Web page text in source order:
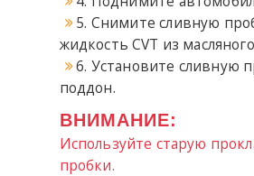
5. Снимите сливную
жидкость CVT из
6. Установите сливную
поддон.
ВНИМАНИЕ:
Используйте старую
пробки.